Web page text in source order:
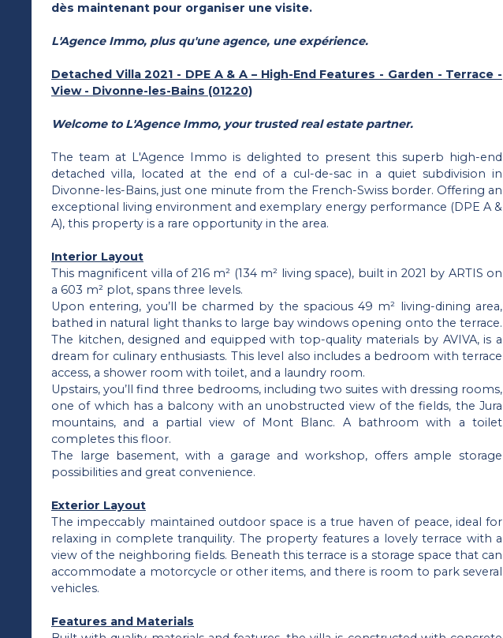
dès maintenant pour organiser une visite.
L'Agence Immo, plus qu'une agence, une expérience.
Detached Villa 2021 - DPE A & A – High-End Features - Garden - Terrace -
View - Divonne-les-Bains (01220)
Welcome to L'Agence Immo, your trusted real estate partner.
The team at L'Agence Immo is delighted to present this superb high-end
detached villa, located at the end of a cul-de-sac in a quiet subdivision in
Divonne-les-Bains, just one minute from the French-Swiss border. Offering an
exceptional living environment and exemplary energy performance (DPE A &
A), this property is a rare opportunity in the area.
Interior Layout
This magnificent villa of 216 m² (134 m² living space), built in 2021 by ARTIS on
a 603 m² plot, spans three levels.
Upon entering, you’ll be charmed by the spacious 49 m² living-dining area,
bathed in natural light thanks to large bay windows opening onto the terrace.
The kitchen, designed and equipped with top-quality materials by AVIVA, is a
dream for culinary enthusiasts. This level also includes a bedroom with terrace
access, a shower room with toilet, and a laundry room.
Upstairs, you’ll find three bedrooms, including two suites with dressing rooms,
one of which has a balcony with an unobstructed view of the fields, the Jura
mountains, and a partial view of Mont Blanc. A bathroom with a toilet
completes this floor.
The large basement, with a garage and workshop, offers ample storage
possibilities and great convenience.
Exterior Layout
The impeccably maintained outdoor space is a true haven of peace, ideal for
relaxing in complete tranquility. The property features a lovely terrace with a
view of the neighboring fields. Beneath this terrace is a storage space that can
accommodate a motorcycle or other items, and there is room to park several
vehicles.
Features and Materials